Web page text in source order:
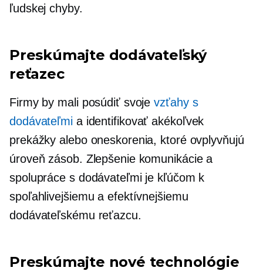
ľudskej chyby.
Preskúmajte dodávateľský
reťazec
Firmy by mali posúdiť svojevzťahy s
dodávateľmia identifikovať akékoľvek
prekážky alebo oneskorenia, ktoré ovplyvňujú
úroveň zásob. Zlepšenie komunikácie a
spolupráce s dodávateľmi je kľúčom k
spoľahlivejšiemu a efektívnejšiemu
dodávateľskému reťazcu.
Preskúmajte nové technológie